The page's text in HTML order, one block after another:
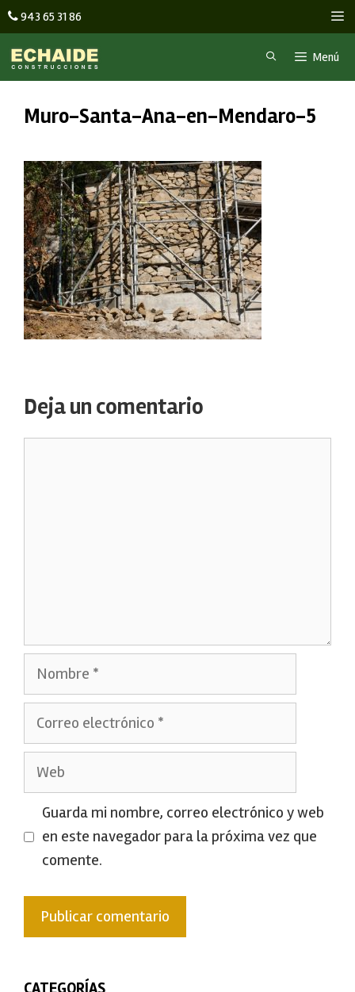
Saltar
al
contenido
943 65 31 86
Menú
Muro-Santa-Ana-en-Mendaro-5
Deja un comentario
Nombre
Correo
Web
Guarda mi nombre, correo electrónico y web
en este navegador para la próxima vez que
comente.